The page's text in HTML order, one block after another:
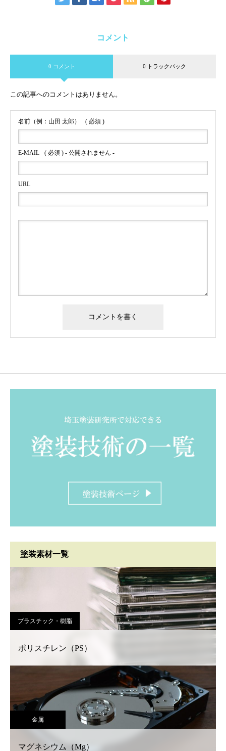
コメント
0 コメント 0 トラックバック
この記事へのコメントはありません。
名前（例：山田 太郎） ( 必須 )
E-MAIL ( 必須 ) - 公開されません -
URL
塗装素材一覧
プラスチック・樹脂
ポリスチレン（PS）
金属
マグネシウム（Mg）